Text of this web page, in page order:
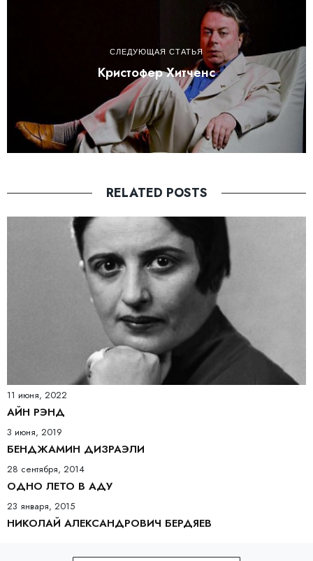
СЛЕДУЮЩАЯ СТАТЬЯ
Кристофер Хитченс
RELATED POSTS
11 июня, 2022
АЙН РЭНД
3 июня, 2019
БЕНДЖАМИН ДИЗРАЭЛИ
28 сентября, 2014
ОДНО ЛЕТО В АДУ
23 января, 2015
НИКОЛАЙ АЛЕКСАНДРОВИЧ БЕРДЯЕВ